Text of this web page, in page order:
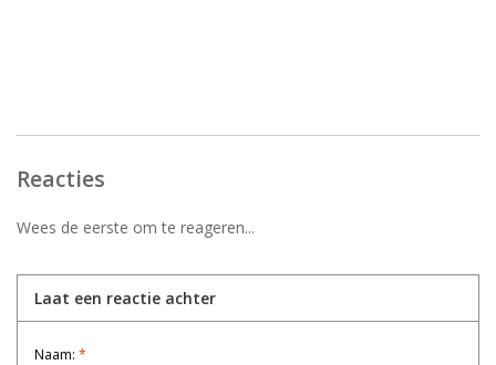
Reacties
Wees de eerste om te reageren...
Laat een reactie achter
Naam: *